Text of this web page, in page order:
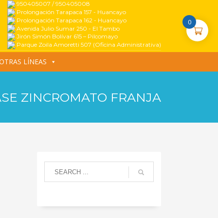
950405007 / 950405008
Prolongación Tarapaca 157 - Huancayo
Prolongación Tarapaca 162 - Huancayo
Avenida Julio Sumar 250 - El Tambo
Jirón Simón Bolívar 615 – Pilcomayo
Parque Zoila Amoretti 507 (Oficina Administrativa)
LÍNEAS
ZINCROMATO FRANJA
0